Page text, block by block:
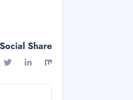
Social Share